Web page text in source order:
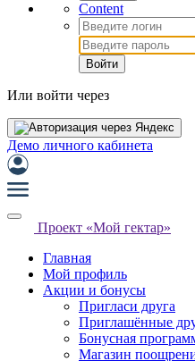
Content
Войти
Или войти через
Демо личного кабинета
Проект «Мой гектар»
Главная
Мой профиль
Акции и бонусы
Пригласи друга
Приглашённые
Бонусная
Магазин